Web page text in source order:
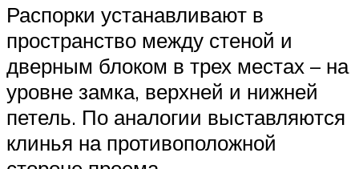
Распорки устанавливают в
пространство между стеной и
дверным блоком в трех местах – на
уровне замка, верхней и нижней
петель. По аналогии выставляются
клинья на противоположной